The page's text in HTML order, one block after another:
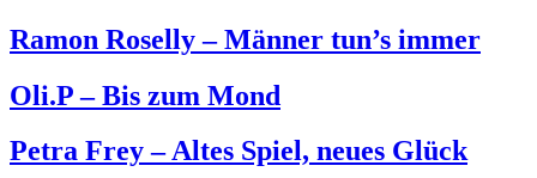
Ramon Roselly – Männer tun’s immer
Oli.P – Bis zum Mond
Petra Frey – Altes Spiel, neues Glück